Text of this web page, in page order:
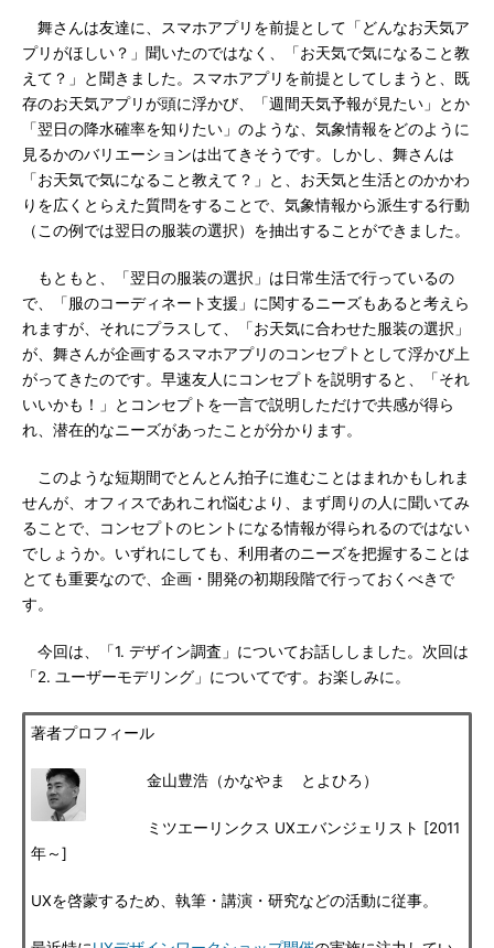
舞さんは友達に、スマホアプリを前提として「どんなお天気ア
プリがほしい？」聞いたのではなく、「お天気で気になること教
えて？」と聞きました。スマホアプリを前提としてしまうと、既
存のお天気アプリが頭に浮かび、「週間天気予報が見たい」とか
「翌日の降水確率を知りたい」のような、気象情報をどのように
見るかのバリエーションは出てきそうです。しかし、舞さんは
「お天気で気になること教えて？」と、お天気と生活とのかかわ
りを広くとらえた質問をすることで、気象情報から派生する行動
（この例では翌日の服装の選択）を抽出することができました。
もともと、「翌日の服装の選択」は日常生活で行っているの
で、「服のコーディネート支援」に関するニーズもあると考えら
れますが、それにプラスして、「お天気に合わせた服装の選択」
が、舞さんが企画するスマホアプリのコンセプトとして浮かび上
がってきたのです。早速友人にコンセプトを説明すると、「それ
いいかも！」とコンセプトを一言で説明しただけで共感が得ら
れ、潜在的なニーズがあったことが分かります。
このような短期間でとんとん拍子に進むことはまれかもしれま
せんが、オフィスであれこれ悩むより、まず周りの人に聞いてみ
ることで、コンセプトのヒントになる情報が得られるのではない
でしょうか。いずれにしても、利用者のニーズを把握することは
とても重要なので、企画・開発の初期段階で行っておくべきで
す。
今回は、「1. デザイン調査」についてお話ししました。次回は
「2. ユーザーモデリング」についてです。お楽しみに。
著者プロフィール
金山豊浩（かなやま とよひろ）
ミツエーリンクス UXエバンジェリスト [2011
年～]
UXを啓蒙するため、執筆・講演・研究などの活動に従事。